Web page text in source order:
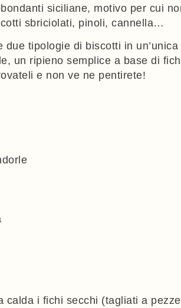
siciliane, motivo per cui
sbriciolati, pinoli, cannella…
due tipologie di biscotti in
un ripieno semplice a base di
e non ve ne pentirete!
calda i fichi secchi (tagliati a